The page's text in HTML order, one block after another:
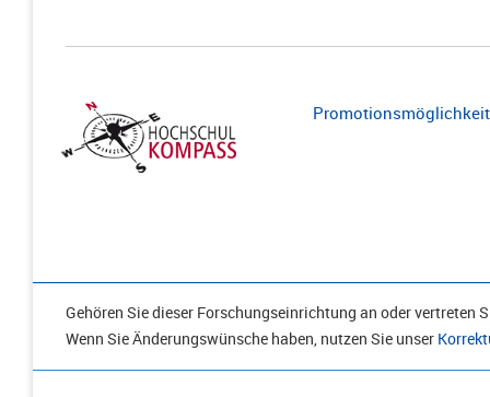
Gehören Sie dieser Forschungseinrichtung an oder vertreten
Wenn Sie Änderungswünsche haben, nutzen Sie unser